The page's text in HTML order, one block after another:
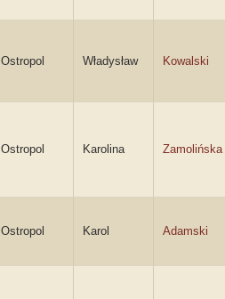
Ostropol Władysław Kowalski
Ostropol Karolina Zamolińska
Ostropol Karol Adamski